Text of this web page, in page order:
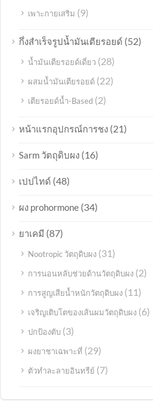
เพาะกายเสริม (9)
กึ่งสำเร็จรูปน้ำมันเตียรอยด์ (52)
น้ำมันเตียรอยด์เดี่ยว (28)
ผสมน้ำมันเตียรอยด์ (22)
เตียรอยด์น้ำ-Based (2)
หน้าแรกอุปกรณ์การชง (21)
Sarm วัตถุดิบผง (16)
เปปไทด์ (48)
ผง prohormone (34)
ยาเคมี (87)
Nootropic วัตถุดิบผง (31)
การนอนหลับช่วยด้านวัตถุดิบผง (2)
การสูญเสียน้ำหนักวัตถุดิบผง (11)
เจริญเติบโตของเส้นผมวัตถุดิบผง (6)
ปกป้องตับ (3)
ผงยาชาเฉพาะที่ (29)
ตัวทำละลายอินทรีย์ (7)